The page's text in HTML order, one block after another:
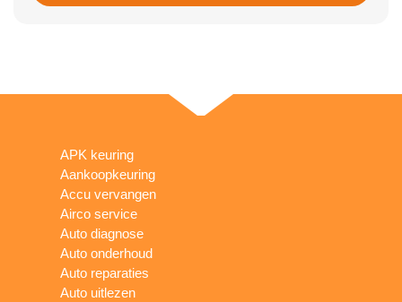
APK keuring
Aankoopkeuring
Accu vervangen
Airco service
Auto diagnose
Auto onderhoud
Auto reparaties
Auto uitlezen